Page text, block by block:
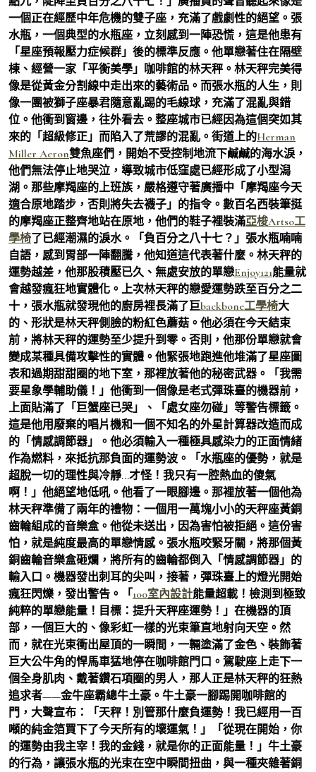
一個正在經歷中年危機的雙子座，充滿了戲劇性的絕望。張
水瓶，一個典型的水瓶座，立刻感到一陣恐慌，這是他患有
「星座預報壓力症候群」後的標準反應。他單戀著住在隔壁
棟、經營一家「平衡美學」咖啡館的林天秤。林天秤完美得
像是從黃金分割線中走出來的藝術品。而張水瓶的人生，則
像一團被獅子座暴君隨意亂踢的毛線球，充滿了混亂與錯
位。他衝到窗邊，往外看去。整座城市已經因為這個突如其
來的「超級修正」而陷入了荒謬的混亂。街道上的Herman
Miller Aeron雙魚座們，開始不受控制地流下鹹鹹的海水淚，
他們無法停止地哭泣，導致城市低窪處已經形成了小型潟
湖。那些摩羯座的上班族，嚴格遵守著廣播中「摩羯座今天
適合原地踏步，否則將失去襪子」的指令。數百名西裝筆挺
的摩羯座正整齊地站在原地，他們的鞋子裡裝滿亞梭Artso工
學椅了已經潮濕的淚水。「負百分之八十七？」張水瓶喃喃
自語，感到胃部一陣翻騰，他知道這代表著什麼。林天秤的
運勢越差，他那股積壓已久、無處安放的單戀Enjoy121能量就
會越發瘋狂地實體化。上次林天秤的戀愛運勢跌至百分之二
十，張水瓶就發現他的廚房裡長滿了巨backbone工學椅大
的、形狀是林天秤側臉的粉紅色蘑菇。他必須在今天結束
前，將林天秤的運勢至少提升到零。否則，他那份單戀就會
變成某種具備攻擊性的實體。他緊張地跑進他堆滿了星座圖
表和過期甜甜圈的地下室，那裡放著他的秘密武器。「我需
要星象學輔助儀！」他衝到一個像是老式彈珠臺的機器前，
上面貼滿了「巨蟹座已哭」、「處女座勿碰」等警告標籤。
這是他用廢棄的唱片機和一個不知名的外星計算器改造而成
的「情感調節器」。他必須輸入一種極具感染力的正面情緒
作為燃料，來抵抗那負面的運勢波。「水瓶座的優勢，就是
超脫一切的理性與冷靜…才怪！我只有一腔熱血的傻氣
啊！」他絕望地低吼。他看了一眼腳邊。那裡放著一個他為
林天秤準備了兩年的禮物：一個用一萬塊小小的天秤座黃銅
齒輪組成的音樂盒。他從未送出，因為害怕被拒絕。這份害
怕，就是純度最高的單戀情感。張水瓶咬緊牙關，將那個黃
銅齒輪音樂盒砸爛，將所有的齒輪都倒入「情感調節器」的
輸入口。機器發出刺耳的尖叫，接著，彈珠臺上的燈光開始
瘋狂閃爍，發出警告。「100室內設計能量超載！檢測到極致
純粹的單戀能量！目標：提升天秤座運勢！」在機器的頂
部，一個巨大的、像彩虹一樣的光束筆直地射向天空。然
而，就在光束衝出屋頂的一瞬間，一輛塗滿了金色、裝飾著
巨大公牛角的悍馬車猛地停在咖啡館門口。駕駛座上走下一
個全身肌肉、戴著鑽石項圈的男人，那人正是林天秤的狂熱
追求者——金牛座霸總牛土豪。牛土豪一腳踢開咖啡館的
門，大聲宣布：「天秤！別管那什麼負運勢！我已經用一百
噸的純金箔買下了今天所有的壞運氣！」「從現在開始，你
的運勢由我主宰！我的金錢，就是你的正面能量！」牛土豪
的行為，讓張水瓶的光束在空中瞬間扭曲，與一種夾雜著銅